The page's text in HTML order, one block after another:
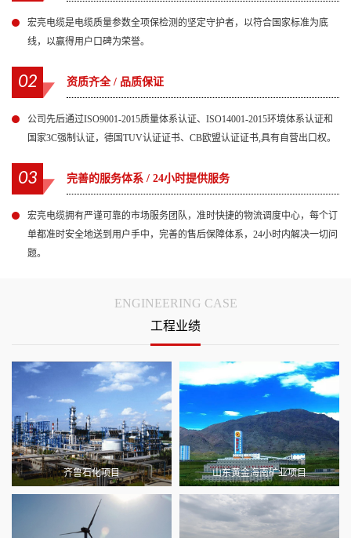
宏亮电缆是电缆质量参数全项保检测的坚定守护者，以符合国家标准为底
线，以赢得用户口碑为荣誉。
02 资质齐全 / 品质保证
公司先后通过ISO9001-2015质量体系认证、ISO14001-2015环境体系认证和
国家3C强制认证，德国TUV认证证书、CB欧盟认证证书,具有自营出口权。
03 完善的服务体系 / 24小时提供服务
宏亮电缆拥有严谨可靠的市场服务团队，准时快捷的物流调度中心，每个订
单都准时安全地送到用户手中，完善的售后保障体系，24小时内解决一切问
题。
ENGINEERING CASE
工程业绩
齐鲁石化项目 山东黄金海南矿业项目